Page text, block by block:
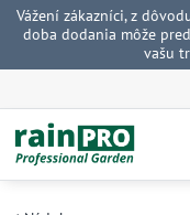
Vážení zákazníci, z
doba dodania môže
vašu